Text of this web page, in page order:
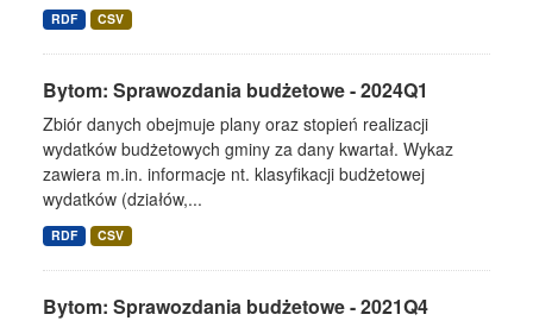
RDF CSV
Bytom: Sprawozdania budżetowe - 2024Q1
Zbiór danych obejmuje plany oraz stopień realizacji
wydatków budżetowych gminy za dany kwartał. Wykaz
zawiera m.in. informacje nt. klasyfikacji budżetowej
wydatków (działów,...
RDF CSV
Bytom: Sprawozdania budżetowe - 2021Q4